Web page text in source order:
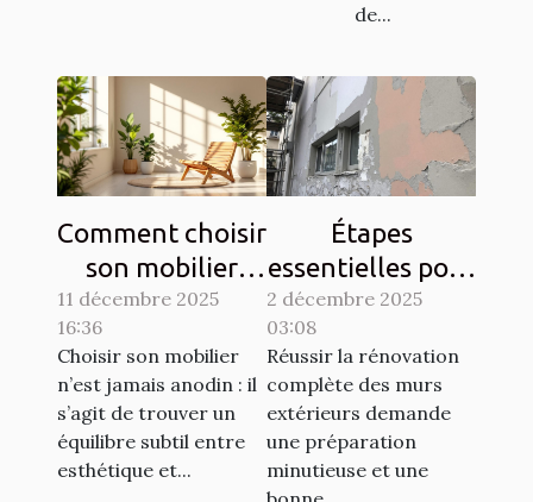
de...
Comment choisir
son mobilier
pour allier
esthétique et
durabilité?
11 décembre 2025
16:36
Choisir son mobilier
n’est jamais anodin : il
s’agit de trouver un
équilibre subtil entre
esthétique et...
Étapes
essentielles pour
la rénovation
complète des
murs extérieurs
2 décembre 2025
03:08
Réussir la rénovation
complète des murs
extérieurs demande
une préparation
minutieuse et une